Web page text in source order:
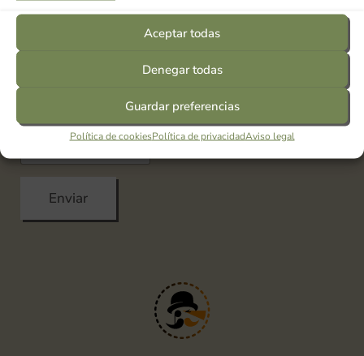
Aceptar todas
Denegar todas
Guardar preferencias
Política de cookiesPolítica de privacidadAviso legal
mail boletines informativos, así como promociones y
He leído y acepto la <a href="/es/politica-de-
privacidad/">Política de privacidad</a>